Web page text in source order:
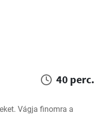
40 perc.
Vágja finomra a